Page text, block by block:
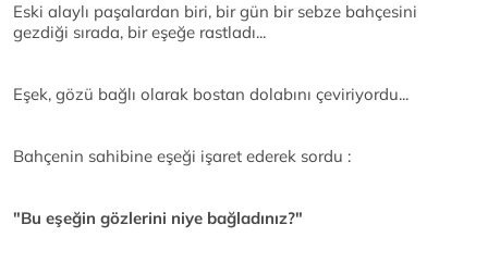
Eski alaylı paşalardan biri, bir gün bir sebze bahçesini
gezdiği sırada, bir eşeğe rastladı...
Eşek, gözü bağlı olarak bostan dolabını çeviriyordu...
Bahçenin sahibine eşeği işaret ederek sordu :
"Bu eşeğin gözlerini niye bağladınız?"